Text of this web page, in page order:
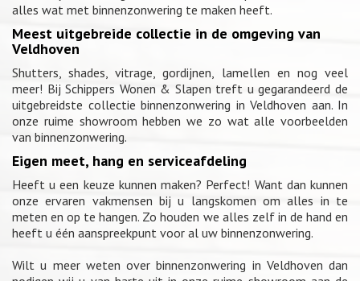
alles wat met binnenzonwering te maken heeft.
Meest uitgebreide collectie in de omgeving van
Veldhoven
Shutters, shades, vitrage, gordijnen, lamellen en nog veel
meer! Bij Schippers Wonen & Slapen treft u gegarandeerd de
uitgebreidste collectie binnenzonwering in Veldhoven aan. In
onze ruime showroom hebben we zo wat alle voorbeelden
van binnenzonwering.
Eigen meet, hang en serviceafdeling
Heeft u een keuze kunnen maken? Perfect! Want dan kunnen
onze ervaren vakmensen bij u langskomen om alles in te
meten en op te hangen. Zo houden we alles zelf in de hand en
heeft u één aanspreekpunt voor al uw binnenzonwering.
Wilt u meer weten over binnenzonwering in Veldhoven dan